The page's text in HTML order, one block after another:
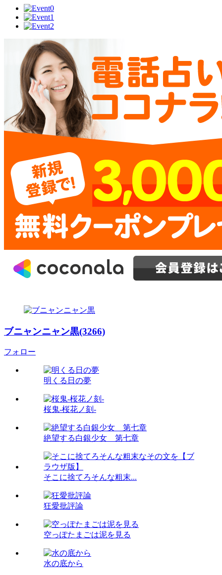
ブニャンニャン黒(3266)
フォロー
明くる日の夢
桜鬼-桜花ノ刻-
絶望する白銀少女 第七章
そこに捨てろそんな粗末...
狂愛批評論
空っぽたまごは泥を見る
水の底から